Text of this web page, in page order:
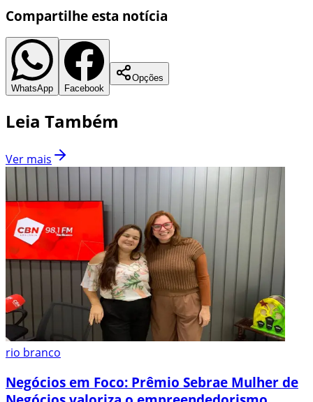
Compartilhe esta notícia
WhatsApp Facebook
Opções
Leia Também
Ver mais
rio branco
Negócios em Foco: Prêmio Sebrae Mulher de